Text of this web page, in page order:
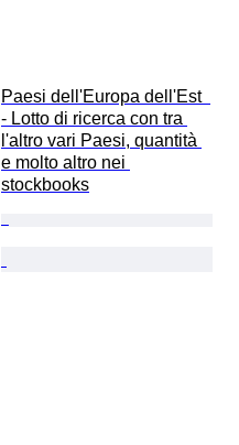
Paesi dell'Europa dell'Est
- Lotto di ricerca con tra
l'altro vari Paesi, quantità
e molto altro nei
stockbooks